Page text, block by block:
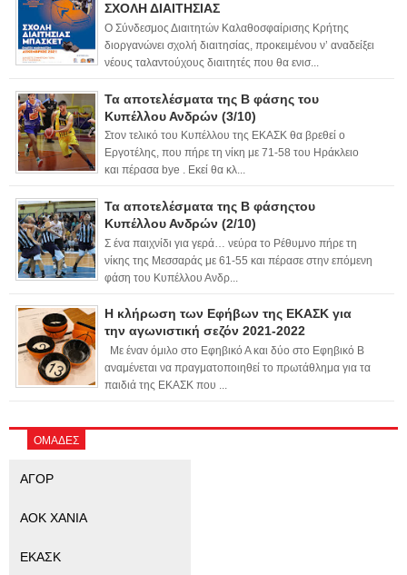
ΣΧΟΛΗ ΔΙΑΙΤΗΣΙΑΣ
Ο Σύνδεσμος Διαιτητών Καλαθοσφαίρισης Κρήτης
διοργανώνει σχολή διαιτησίας, προκειμένου ν’ αναδείξει
νέους ταλαντούχους διαιτητές που θα ενισ...
Τα αποτελέσματα της Β φάσης του
Κυπέλλου Ανδρών (3/10)
Στον τελικό του Κυπέλλου της ΕΚΑΣΚ θα βρεθεί ο
Εργοτέλης, που πήρε τη νίκη με 71-58 του Ηράκλειο
και πέρασα bye . Εκεί θα κλ...
Τα αποτελέσματα της Β φάσηςτου
Κυπέλλου Ανδρών (2/10)
Σ ένα παιχνίδι για γερά… νεύρα το Ρέθυμνο πήρε τη
νίκης της Μεσσαράς με 61-55 και πέρασε στην επόμενη
φάση του Κυπέλλου Ανδρ...
Η κλήρωση των Εφήβων της ΕΚΑΣΚ για
την αγωνιστική σεζόν 2021-2022
Με έναν όμιλο στο Εφηβικό Α και δύο στο Εφηβικό Β
αναμένεται να πραγματοποιηθεί το πρωτάθλημα για τα
παιδιά της ΕΚΑΣΚ που ...
ΟΜΑΔΕΣ
ΑΓΟΡ
ΑΟΚ ΧΑΝΙΑ
ΕΚΑΣΚ